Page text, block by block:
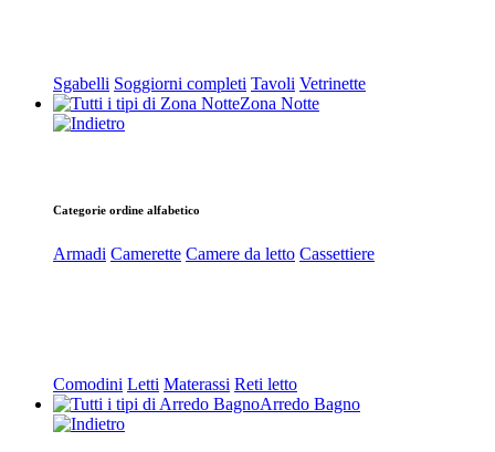
Sgabelli Soggiorni completi Tavoli Vetrinette
Zona Notte
Categorie ordine alfabetico
Armadi Camerette Camere da letto Cassettiere
Comodini Letti Materassi Reti letto
Arredo Bagno